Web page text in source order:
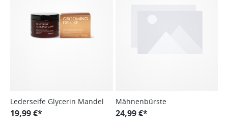
Lederseife Glycerin Mandel
19,99 €*
Mähnenbürste
24,99 €*